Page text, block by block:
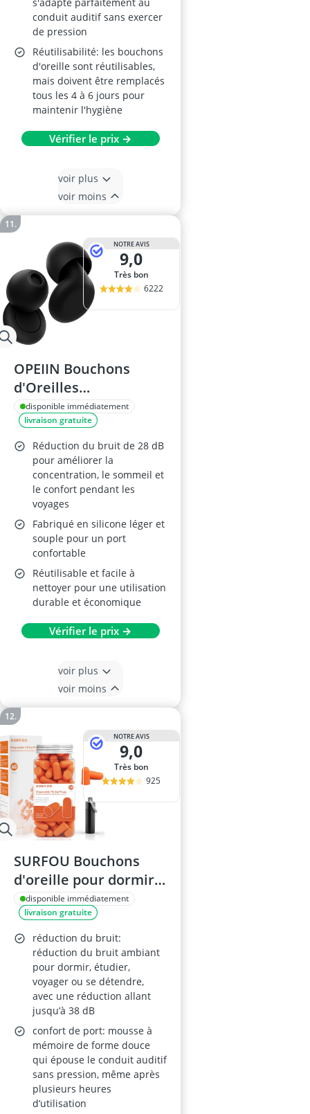
conduit auditif sans exercer
de pression
Réutilisabilité: les bouchons
d'oreille sont réutilisables,
mais doivent être remplacés
tous les 4 à 6 jours pour
maintenir l'hygiène
Vérifier le prix →
voir plus
voir moins
NOTRE AVIS
9,0
Très bon
6222
OPEIIN Bouchons
d'Oreilles
Réutilisables en
Silicone
disponible immédiatement
livraison gratuite
Réduction du bruit de 28 dB
pour améliorer la
concentration, le sommeil et
le confort pendant les
voyages
Fabriqué en silicone léger et
souple pour un port
confortable
Réutilisable et facile à
nettoyer pour une utilisation
durable et économique
Vérifier le prix →
voir plus
voir moins
NOTRE AVIS
9,0
Très bon
925
SURFOU Bouchons
d'oreille pour dormir –
60 paires – 38 dB SNR –
Réutilisables et
Confortables – Orange
disponible immédiatement
livraison gratuite
réduction du bruit:
réduction du bruit ambiant
pour dormir, étudier,
voyager ou se détendre,
avec une réduction allant
jusqu’à 38 dB
confort de port: mousse à
mémoire de forme douce
qui épouse le conduit auditif
sans pression, même après
plusieurs heures
d’utilisation